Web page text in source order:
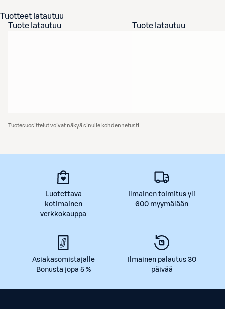
Tuotteet latautuu
Tuote latautuu
Tuote latautuu
Tuotesuosittelut voivat näkyä sinulle kohdennetusti
Luotettava
kotimainen
verkkokauppa
Ilmainen toimitus yli
600 myymälään
Asiakasomistajalle
Bonusta jopa 5 %
Ilmainen palautus 30
päivää